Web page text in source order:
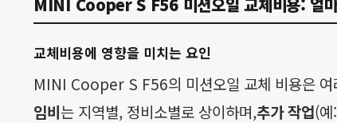
교체비용에 영향을 미치는 요인
MINI Cooper S F56의 미션오일 교체 비용은 여
임비는 지역별, 정비소별로 상이하며,추가 작업(